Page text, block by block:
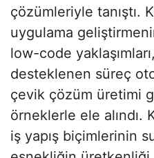
çözümleriyle tanıştı.
uygulama
low-code
desteklenen süreç
çevik çözüm üretimi
örneklerle ele alındı.
iş yapış biçimlerinin